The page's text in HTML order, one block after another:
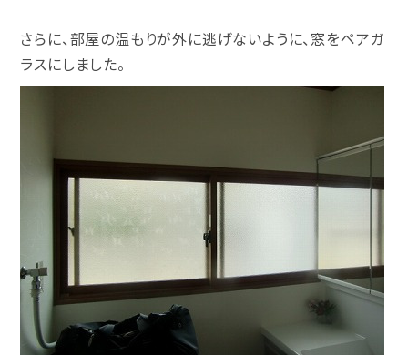
さらに、部屋の温もりが外に逃げないように、窓をペアガ
ラスにしました。